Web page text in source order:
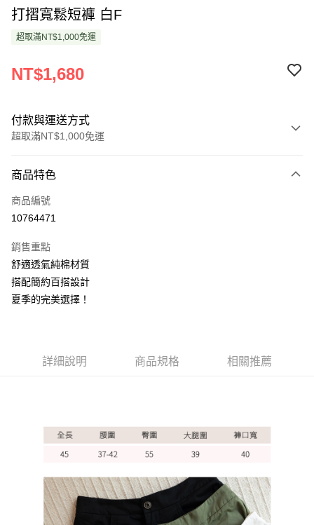
打摺寬鬆短褲 白F
超取滿NT$1,000免運
NT$1,680
付款與運送方式
超取滿NT$1,000免運
信用卡一次付款
超商取貨付款
Apple Pay
悠遊付
全家取貨付款
每筆NT$60，滿NT$1,000(含以上)免運費
每筆NT$80，滿NT$1,000(含以上)免運費
商品特色
商品編號
10764471
銷售重點
舒適透氣純棉材質
搭配簡約百搭設計
夏季的完美選擇！
詳細說明 商品規格 相關推薦